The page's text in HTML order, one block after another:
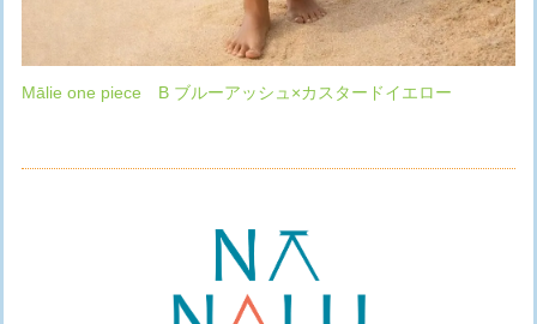
Mālie one piece B ブルーアッシュ×カスタードイエロー